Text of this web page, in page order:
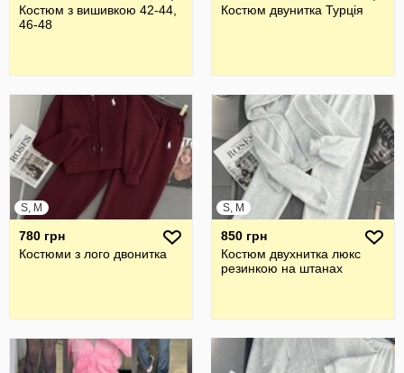
Костюм з вишивкою 42-44,
46-48
Костюм двунитка Турція
S, M
780 грн
Костюми з лого двонитка
S, M
850 грн
Костюм двухнитка люкс
резинкою на штанах